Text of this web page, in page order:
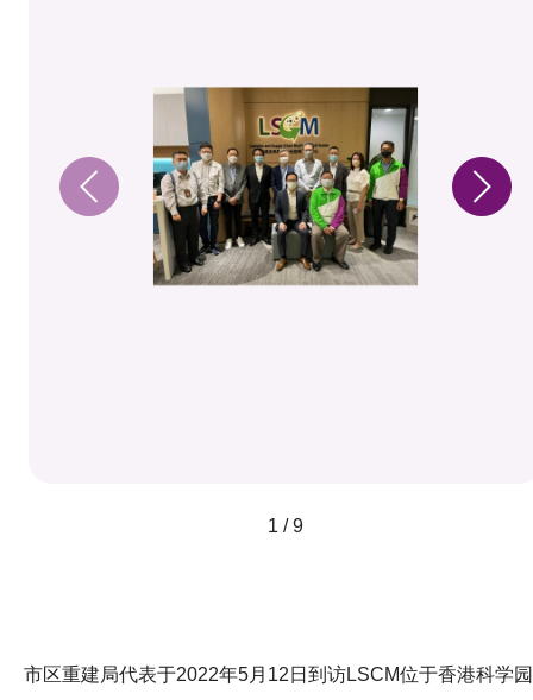
1 / 9
市区重建局代表于2022年5月12日到访LSCM位于香港科学园